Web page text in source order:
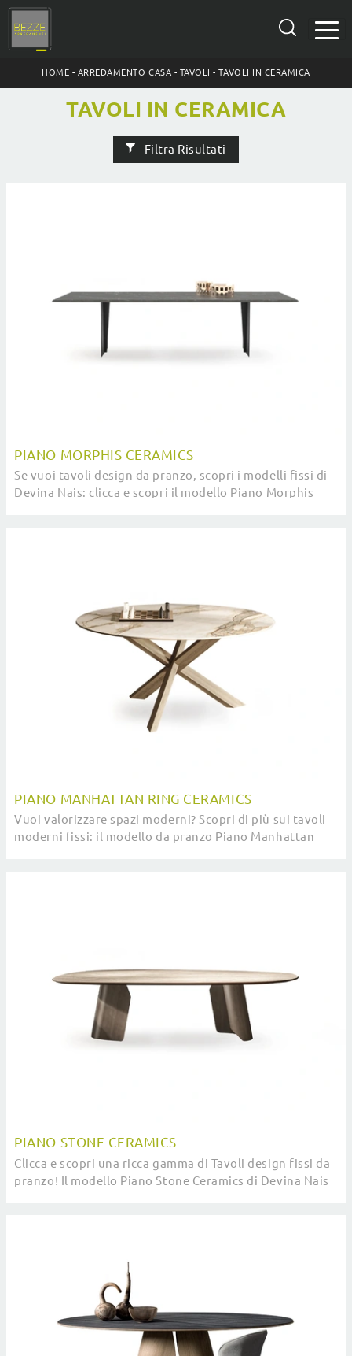
HOME - ARREDAMENTO CASA - TAVOLI -TAVOLI IN CERAMICA
TAVOLI IN CERAMICA
Filtra Risultati
PIANO MORPHIS CERAMICS
Se vuoi tavoli design da pranzo, scopri i modelli fissi di
Devina Nais: clicca e scopri il modello Piano Morphis
PIANO MANHATTAN RING CERAMICS
Vuoi valorizzare spazi moderni? Scopri di più sui tavoli
moderni fissi: il modello da pranzo Piano Manhattan
PIANO STONE CERAMICS
Clicca e scopri una ricca gamma di Tavoli design fissi da
pranzo! Il modello Piano Stone Ceramics di Devina Nais